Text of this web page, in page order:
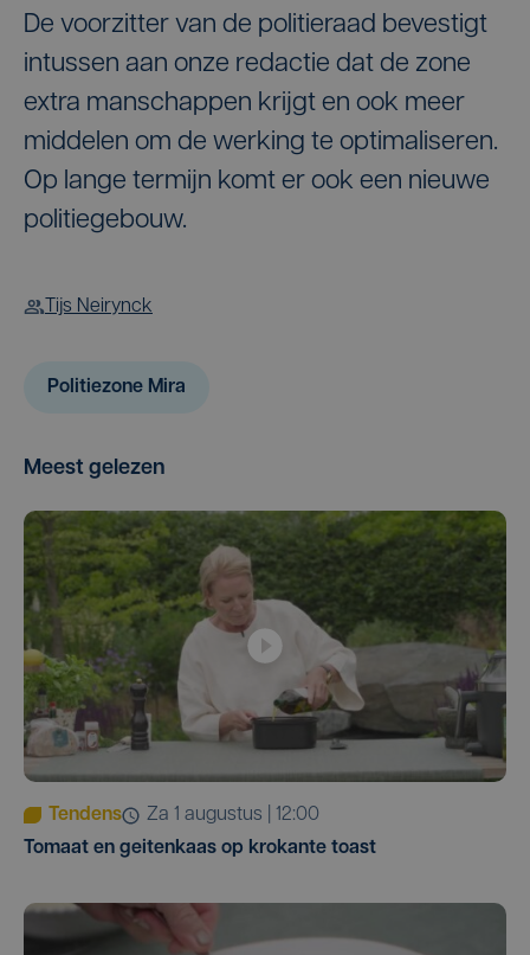
De voorzitter van de politieraad bevestigt
intussen aan onze redactie dat de zone
extra manschappen krijgt en ook meer
middelen om de werking te optimaliseren.
Op lange termijn komt er ook een nieuwe
politiegebouw.
Tijs Neirynck
Politiezone Mira
Meest gelezen
Tendens
za 1 augustus | 12:00
Tomaat en geitenkaas op krokante toast